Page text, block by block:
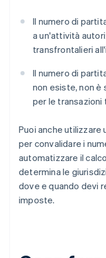
Il numero di
a un'attività
transfrontalieri
Il numero di
non esiste, non
per le transazioni
Puoi anche
per convalidare i
automatizzare il
determina le
dove e quando devi
imposte.